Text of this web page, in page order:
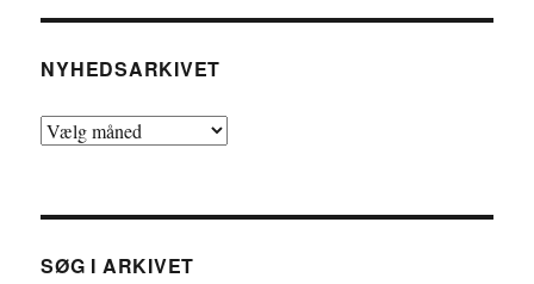
NYHEDSARKIVET
Nyhedsarkivet
SØG I ARKIVET